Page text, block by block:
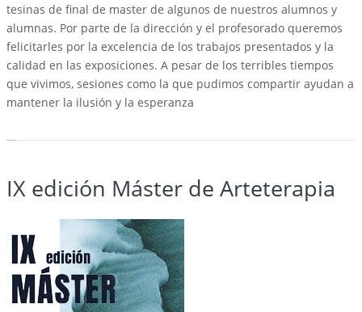
tesinas de final de master de algunos de nuestros alumnos y
alumnas. Por parte de la dirección y el profesorado queremos
felicitarles por la excelencia de los trabajos presentados y la
calidad en las exposiciones. A pesar de los terribles tiempos
que vivimos, sesiones como la que pudimos compartir ayudan a
mantener la ilusión y la esperanza
IX edición Máster de Arteterapia